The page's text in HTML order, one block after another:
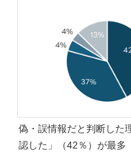
偽・誤情報だと判断した
認した」（42％）が最多